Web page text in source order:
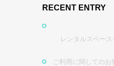
RECENT ENTRY
レンタルスペー
ご利用に関してのお